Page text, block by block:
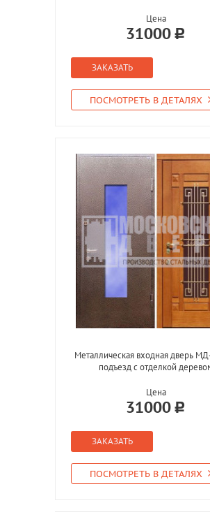
Цена
31000
ЗАКАЗАТЬ
ПОСМОТРЕТЬ В ДЕТАЛЯХ
Металлическая входная дверь
подъезд с отделкой
Цена
31000
ЗАКАЗАТЬ
ПОСМОТРЕТЬ В ДЕТАЛЯХ